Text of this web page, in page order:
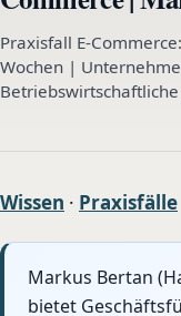
Praxisfall E-
Wochen |
Wissen · Praxisfälle
Markus Bertan
bietet